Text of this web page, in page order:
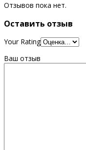
Отзывов пока нет.
Оставить отзыв
Your Rating
Ваш отзыв